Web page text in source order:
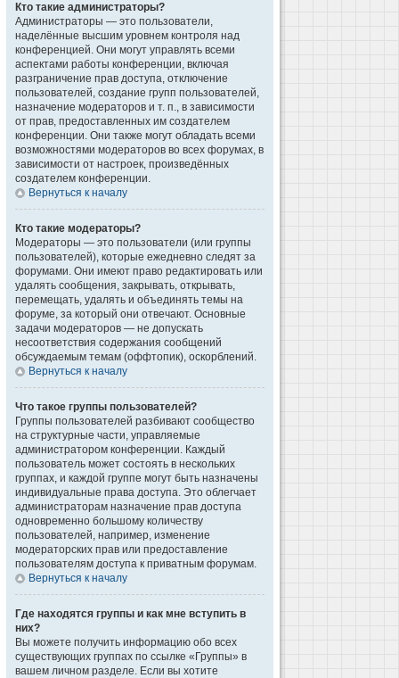
Кто такие администраторы?
Администраторы — это пользователи,
наделённые высшим уровнем контроля над
конференцией. Они могут управлять всеми
аспектами работы конференции, включая
разграничение прав доступа, отключение
пользователей, создание групп пользователей,
назначение модераторов и т. п., в зависимости
от прав, предоставленных им создателем
конференции. Они также могут обладать всеми
возможностями модераторов во всех форумах, в
зависимости от настроек, произведённых
создателем конференции.
Вернуться к началу
Кто такие модераторы?
Модераторы — это пользователи (или группы
пользователей), которые ежедневно следят за
форумами. Они имеют право редактировать или
удалять сообщения, закрывать, открывать,
перемещать, удалять и объединять темы на
форуме, за который они отвечают. Основные
задачи модераторов — не допускать
несоответствия содержания сообщений
обсуждаемым темам (оффтопик), оскорблений.
Вернуться к началу
Что такое группы пользователей?
Группы пользователей разбивают сообщество
на структурные части, управляемые
администратором конференции. Каждый
пользователь может состоять в нескольких
группах, и каждой группе могут быть назначены
индивидуальные права доступа. Это облегчает
администраторам назначение прав доступа
одновременно большому количеству
пользователей, например, изменение
модераторских прав или предоставление
пользователям доступа к приватным форумам.
Вернуться к началу
Где находятся группы и как мне вступить в
них?
Вы можете получить информацию обо всех
существующих группах по ссылке «Группы» в
вашем личном разделе. Если вы хотите